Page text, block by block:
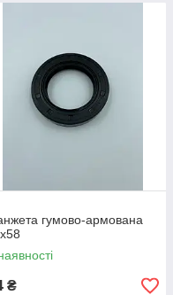
гумово-армована
₴